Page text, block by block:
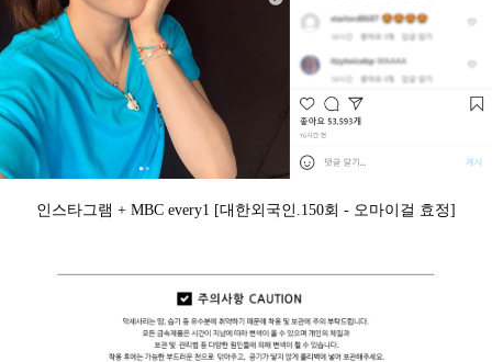
인스타그램 + MBC every1 [대한외국인.150회 - 오마이걸 효정]